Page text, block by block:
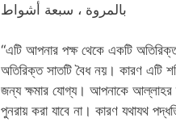
بالمروة ، سبعة أشواط
“এটি আপনার পক্ষ থেকে একটি
অতিরিক্ত সাতটি বৈধ নয়। কারণ এটি
জন্য ক্ষমার যোগ্য। আপনাকে আল্লাহর
পুনরায় করা যাবে না। কারণ যথাযথ